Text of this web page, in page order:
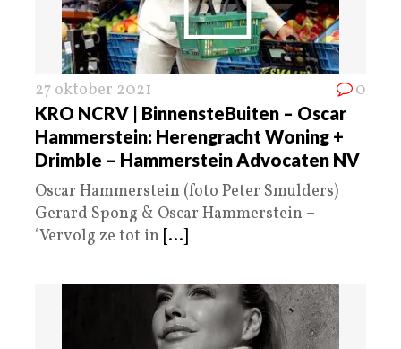
27 oktober 2021 0
KRO NCRV | BinnensteBuiten – Oscar
Hammerstein: Herengracht Woning +
Drimble – Hammerstein Advocaten NV
Oscar Hammerstein (foto Peter Smulders)
Gerard Spong & Oscar Hammerstein –
‘Vervolg ze tot in [...]